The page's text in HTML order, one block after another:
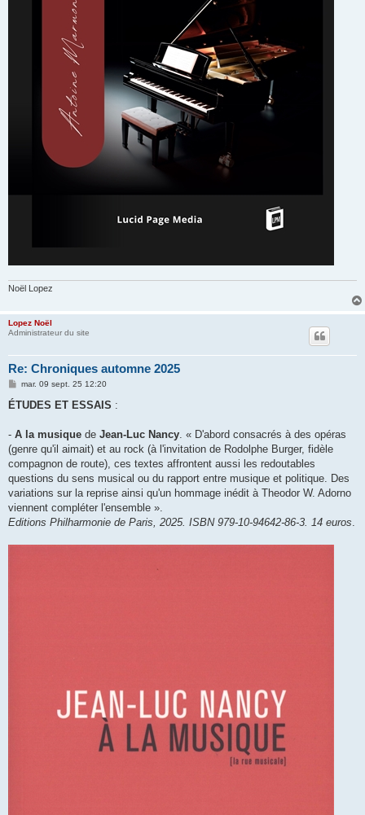
Noël Lopez
Lopez Noël
Administrateur du site
Re: Chroniques automne 2025
M
s
g
mar. 09 sept. 25 12:20
ÉTUDES ET ESSAIS :
- A la musique de Jean-Luc Nancy. « D'abord consacrés à des opéras
(genre qu'il aimait) et au rock (à l'invitation de Rodolphe Burger, fidèle
compagnon de route), ces textes affrontent aussi les redoutables
questions du sens musical ou du rapport entre musique et politique. Des
variations sur la reprise ainsi qu'un hommage inédit à Theodor W. Adorno
viennent compléter l'ensemble ».
Editions Philharmonie de Paris, 2025. ISBN 979-10-94642-86-3. 14 euros.